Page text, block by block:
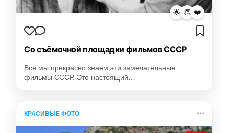
🌟 👏 ❤️
Со съёмочной площадки фильмов СССР
Все мы прекрасно знаем эти замечательные
фильмы СССР. Это настоящий…
КРАСИВЫЕ ФОТО